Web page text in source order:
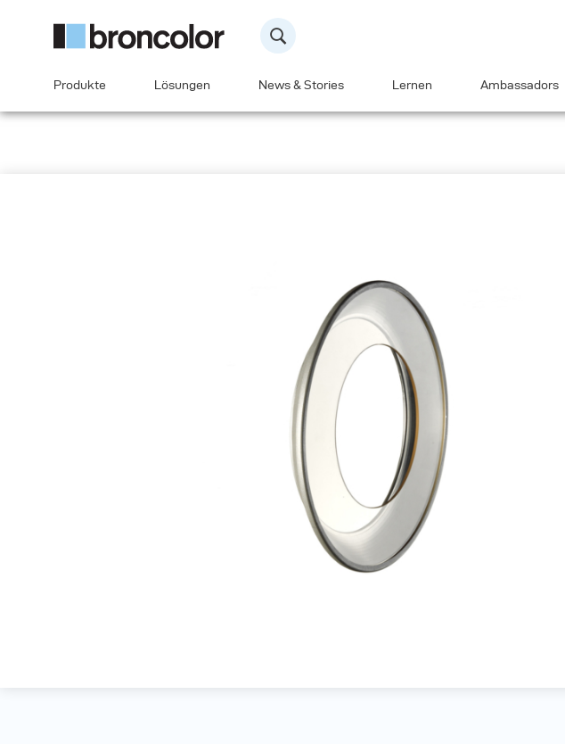
Produkte Lösungen News & Stories Lernen Ambassadors